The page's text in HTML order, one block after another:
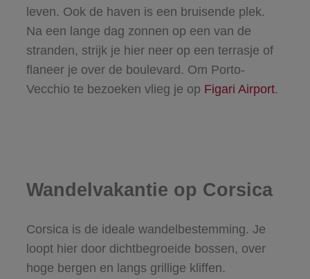
leven. Ook de haven is een bruisende plek.
Na een lange dag zonnen op een van de
stranden, strijk je hier neer op een terrasje of
flaneer je over de boulevard. Om Porto-
Vecchio te bezoeken vlieg je op Figari Airport.
Wandelvakantie op Corsica
Corsica is de ideale wandelbestemming. Je
loopt hier door dichtbegroeide bossen, over
hoge bergen en langs grillige kliffen.